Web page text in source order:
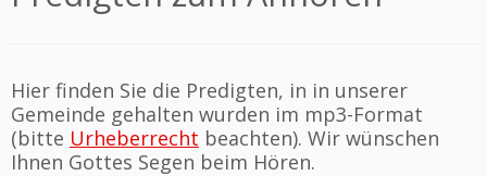
Hier finden Sie die Predigten, in in unserer
Gemeinde gehalten wurden im mp3-Format
(bitte Urheberrecht beachten). Wir wünschen
Ihnen Gottes Segen beim Hören.